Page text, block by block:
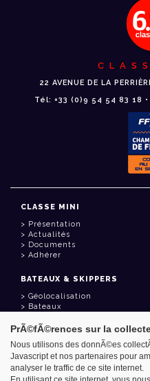
22 AVENUE DE LA
Tél: +33 (0)9 54 54 83 18 •
CLASSE MINI
Présentation
Actualités
Documents
Adhérer
BATEAUX & SKIPPERS
Géolocalisation
Bateaux
LIENS UTILES
Espace adhérent
Contact
Carnet d'adresses
PrÃ©fÃ©rences sur la
Nous utilisons des donnÃ©es
Javascript et nos partenaires pour
analyser le traffic de ce site internet.